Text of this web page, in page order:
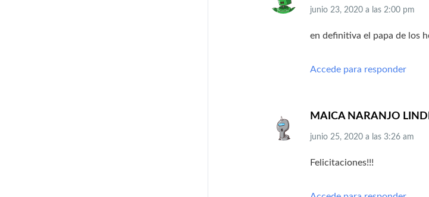
junio 23, 2020 a las 2:00 pm
en definitiva el papa de los
Accede para responder
MAICA NARANJO
junio 25, 2020 a las 3:26 am
Felicitaciones!!!